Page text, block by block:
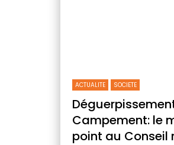
ACTUALITE SOCIETE
Campement: le
point au Conseil